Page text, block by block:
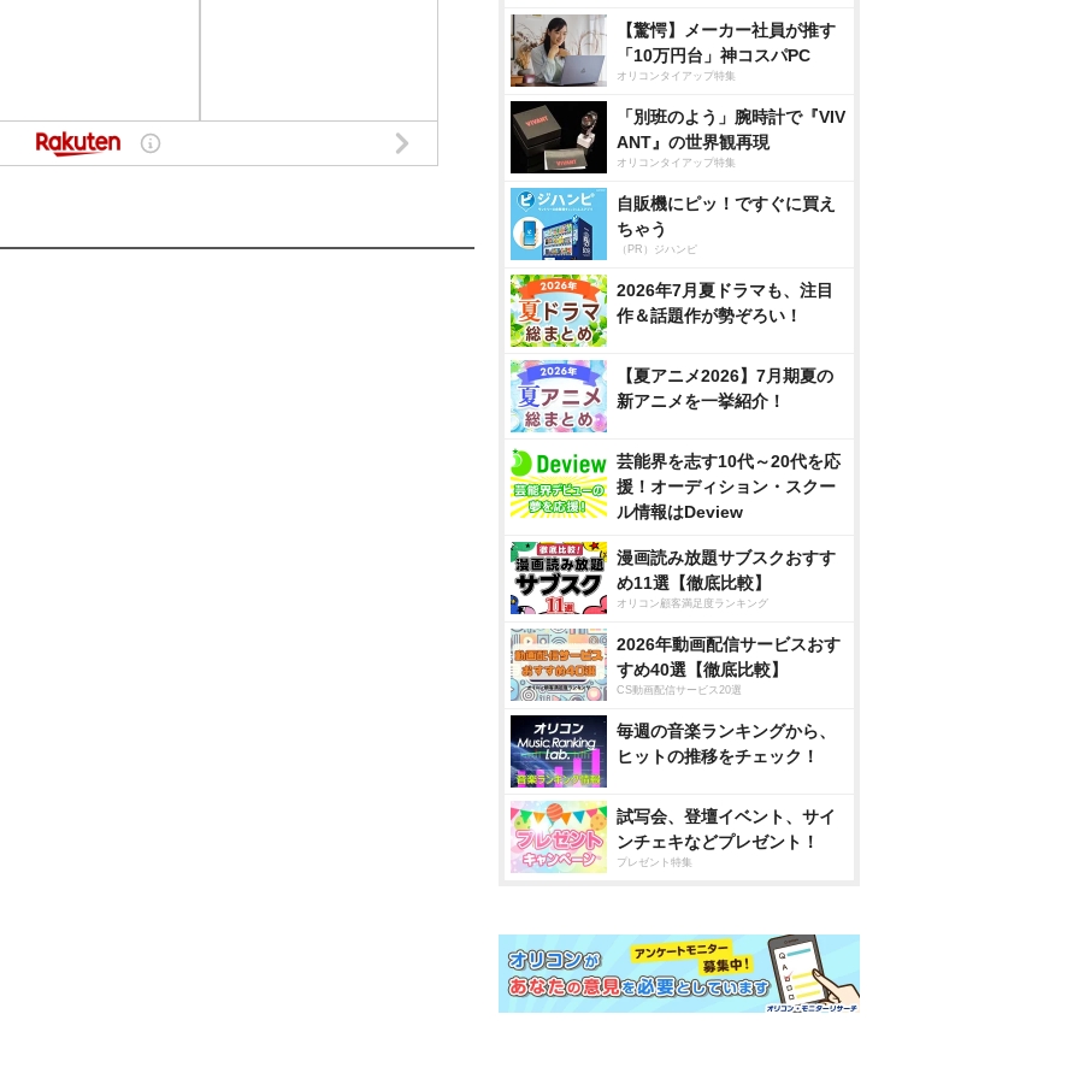
【驚愕】メーカー社員が推す
「10万円台」神コスパPC
オリコンタイアップ特集
「別班のよう」腕時計で『VIV
ANT』の世界観再現
オリコンタイアップ特集
自販機にピッ！ですぐに買え
ちゃう
（PR）ジハンピ
2026年7月夏ドラマも、注目
作＆話題作が勢ぞろい！
【夏アニメ2026】7月期夏の
新アニメを一挙紹介！
芸能界を志す10代～20代を応
援！オーディション・スクー
ル情報はDeview
漫画読み放題サブスクおすす
め11選【徹底比較】
オリコン顧客満足度ランキング
2026年動画配信サービスおす
すめ40選【徹底比較】
CS動画配信サービス20選
毎週の音楽ランキングから、
ヒットの推移をチェック！
試写会、登壇イベント、サイ
ンチェキなどプレゼント！
プレゼント特集